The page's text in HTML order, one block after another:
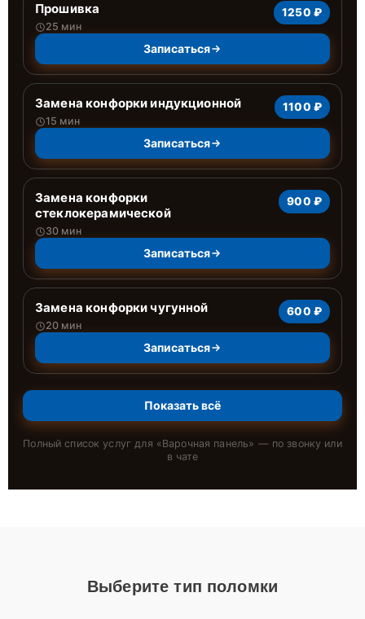
Прошивка
25 мин
1250 ₽
Записаться
Замена конфорки индукционной
15 мин
1100 ₽
Записаться
Замена конфорки
стеклокерамической
30 мин
900 ₽
Записаться
Замена конфорки чугунной
20 мин
600 ₽
Записаться
Показать всё
Полный список услуг для «Варочная панель» — по звонку или
в чате
Выберите тип поломки